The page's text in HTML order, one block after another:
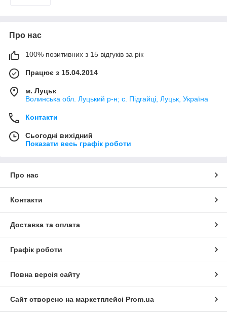
Про нас
100% позитивних з 15 відгуків за рік
Працює з 15.04.2014
м. Луцьк
Волинська обл. Луцький р-н; с. Підгайці, Луцьк, Україна
Контакти
Сьогодні вихідний
Показати весь графік роботи
Про нас
Контакти
Доставка та оплата
Графік роботи
Повна версія сайту
Сайт створено на маркетплейсі Prom.ua